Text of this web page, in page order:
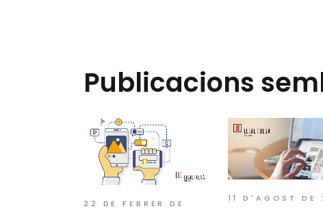
Publicacions
22 DE FEBRER DE
11 D'AGOST DE